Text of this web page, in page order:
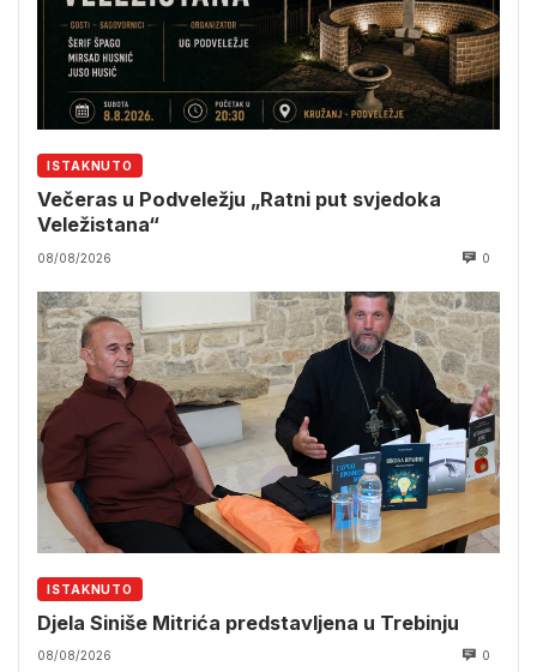
ISTAKNUTO
Večeras u Podveležju „Ratni put svjedoka
Veležistana“
08/08/2026 0
ISTAKNUTO
Djela Siniše Mitrića predstavljena u Trebinju
08/08/2026 0